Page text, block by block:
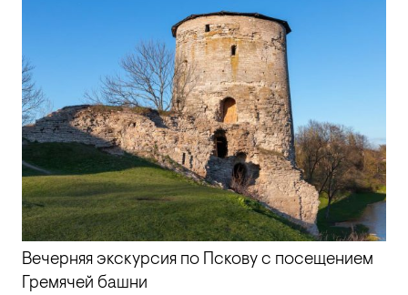
Вечерняя экскурсия по Пскову с посещением
Гремячей башни